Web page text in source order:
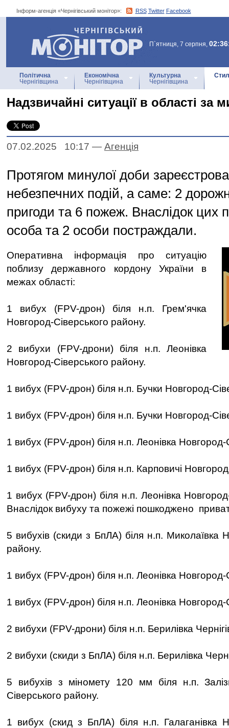
Інформ-агенція «Чернігівський монітор»: RSS Twitter Facebook
Інформ-агенція
«Чернігівський монітор»
П`ятниця, 7 серпня,
Політична
Чернігівщина
Економічна
Чернігівщина
Культурна
Чернігівщина
Надзвичайні ситуації в області за
07.02.2025 10:17 — Агенцiя
Протягом минулої доби
небезпечних подій, а саме: 2
пригоди та 6 пожеж. Внаслідок цих
особа та 2 особи постраждали.
Оперативна інформація про ситуацію
поблизу державного кордону України в
межах області:
1 вибух (FPV-дрон) біля н.п. Грем'ячка
Новгород-Сіверського району.
2 вибухи (FPV-дрони) біля н.п. Леонівка
Новгород-Сіверського району.
1 вибух (FPV-дрон) біля н.п. Бучки Новгород-
1 вибух (FPV-дрон) біля н.п. Бучки Новгород-
1 вибух (FPV-дрон) біля н.п. Леонівка Новгород-
1 вибух (FPV-дрон) біля н.п. Карповичі
1 вибух (FPV-дрон) біля н.п. Леонівка
Внаслідок вибуху та пожежі пошкоджено
5 вибухів (скиди з БпЛА) біля н.п. Миколаївка
району.
1 вибух (FPV-дрон) біля н.п. Леонівка Новгород-
1 вибух (FPV-дрон) біля н.п. Леонівка Новгород-
2 вибухи (FPV-дрони) біля н.п. Берилівка
2 вибухи (скиди з БпЛА) біля н.п. Берилівка
5 вибухів з міномету 120 мм біля н.п.
Сіверського району.
1 вибух (скид з БпЛА) біля н.п. Галаганівка